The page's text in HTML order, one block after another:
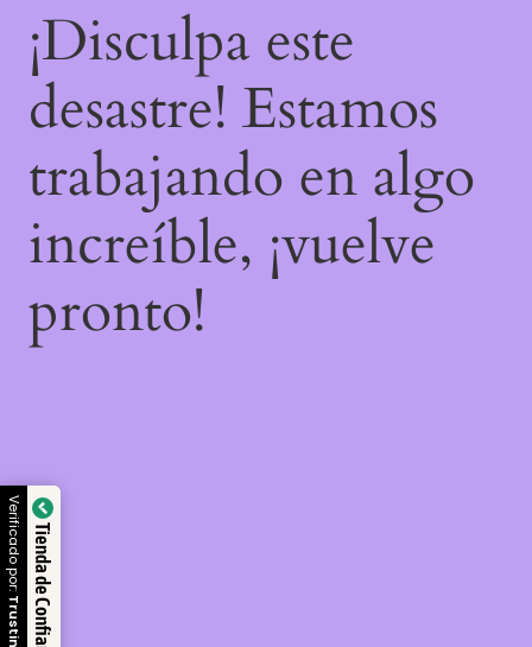
¡Disculpa este
desastre! Estamos
trabajando en algo
increíble, ¡vuelve
pronto!
Tienda de Confianza
Verificado por: